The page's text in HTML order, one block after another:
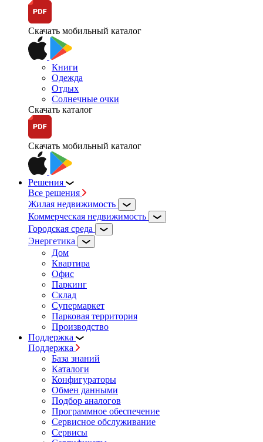
Скачать мобильный каталог
Книги
Одежда
Отдых
Солнечные очки
Скачать каталог
Скачать мобильный каталог
Решения
Все решения
Жилая недвижимость
Коммерческая недвижимость
Городская среда
Энергетика
Дом
Квартира
Офис
Паркинг
Склад
Супермаркет
Парковая территория
Производство
Поддержка
Поддержка
База знаний
Каталоги
Конфигураторы
Обмен данными
Подбор аналогов
Программное обеспечение
Сервисное обслуживание
Сервисы